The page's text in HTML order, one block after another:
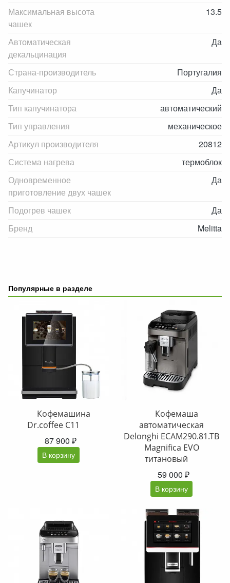
Максимальная высота
чашек
13.5
Автоматическая
декальцинация
Да
Страна-производитель
Португалия
Капучинатор
Да
Тип капучинатора
автоматический
Тип управления
механическое
Артикул производителя
20812
Система нагрева
термоблок
Одновременное
приготовление двух чашек
Да
Подогрев чашек
Да
Бренд
Melitta
Популярные в разделе
Кофемашина
Dr.coffee C11
87 900 ₽
В корзину
Кофемаша
автоматическая
Delonghi ECAM290.81.TB
Magnifica EVO
титановый
59 000 ₽
В корзину